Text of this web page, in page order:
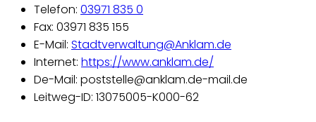
Telefon: 03971 835 0
Fax: 03971 835 155
E-Mail: Stadtverwaltung@Anklam.de
Internet: https://www.anklam.de/
De-Mail: poststelle@anklam.de-mail.de
Leitweg-ID: 13075005-K000-62